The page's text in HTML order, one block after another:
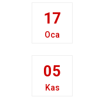
Cide
Devrekani
Doğanyurt
17
Oca
05
Kas